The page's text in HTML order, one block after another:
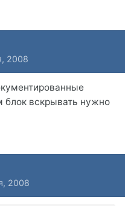
2008
вскрывать нужно
2008